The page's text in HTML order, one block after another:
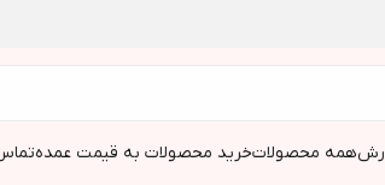
همه محصولاتخرید محصولات به قیمت عمده